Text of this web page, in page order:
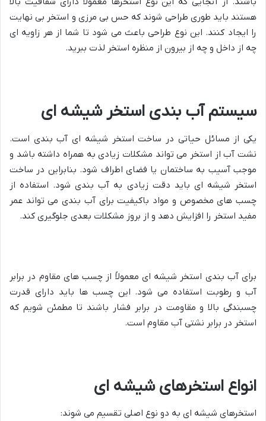
هستند باید طوری طراحی شوند که حس بی مرزی و استخر بی نهایت
را ایجاد کنند. این نوع طراحی باعث می شود تا شما از هر زاویه ای
چه از داخل و چه از بیرون از منظره استخر لذت ببرید.
سیستم آب بندی استخر شیشه ای
یکی از مسائل حیاتی در ساخت استخر شیشه ای آب بندی است.
نشت آب از استخر می تواند مشکلات زیادی به همراه داشته باشد و
موجب آسیب به ساختمان یا فضای اطراف شود. بنابراین در ساخت
استخر شیشه ای باید دقت زیادی به آب بندی شود. استفاده از
چسب های مخصوص و مواد باکیفیت برای آب بندی می تواند عمر
مفید استخر را افزایش دهد و از بروز مشکلات بعدی جلوگیری کند.
برای آب بندی استخر شیشه ای معمولاً از چسب های مقاوم در برابر
آب و رطوبت استفاده می شود. این چسب ها باید دارای قدرت
چسبندگی بالا و مقاومت در برابر فشار باشند تا مطمئن شویم که
استخر در برابر نشتی آب مقاوم است.
انواع استخرهای شیشه ای
استخرهای شیشه ای به دو نوع اصلی تقسیم می شوند: